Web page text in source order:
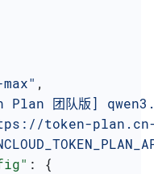
,
Plan 团队版]
token-plan.cn-
: {